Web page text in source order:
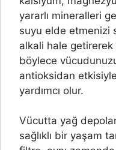
yararlı mineralleri
suyu elde etmenizi
alkali hale getirerek
böylece
antioksidan
yardımcı olur.
Vücutta yağ
sağlıklı bir yaşam